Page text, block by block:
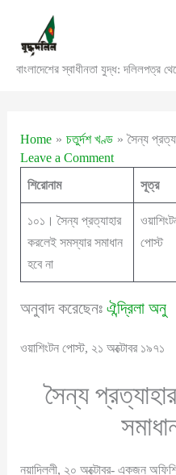
content
বাংলাদেশের স্বাধীনতা যুদ্ধ: দলিলপত্র
Home চতুর্দশ খণ্ড
সৈন্য
Leave a Comment
শিরোনাম
সূত্র
১০১। সৈন্য প্রত্যাহার
করলেই সমস্যার সমাধান
হবে না
পোস্ট
অনুবাদ করেছেনঃঐন্দ্রিলা অনু
ওয়াশিংটন পোস্ট, ২১ অক্টোবর ১৯৭১
সৈন্য
নয়াদিল্লী, ২০ অক্টোবর- একজন